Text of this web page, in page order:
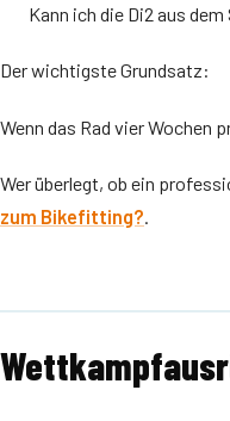
Kann ich die Di2 aus
Der wichtigste Grundsatz:
Wenn das Rad vier Wochen
Wer überlegt, ob ein
zum Bikefitting?.